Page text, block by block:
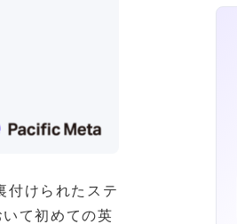
付けられたステ
て初めての英